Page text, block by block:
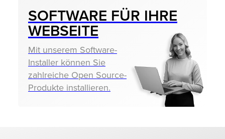
SOFTWARE FÜR IHRE
WEBSEITE
Mit unserem Software-
Installer können Sie
zahlreiche Open Source-
Produkte installieren.